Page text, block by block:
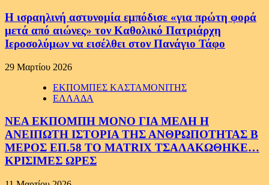
Η ισραηλινή αστυνομία εμπόδισε «για πρώτη φορά
μετά από αιώνες» τον Καθολικό Πατριάρχη
Ιεροσολύμων να εισέλθει στον Πανάγιο Τάφο
29 Μαρτίου 2026
ΕΚΠΟΜΠΕΣ ΚΑΣΤΑΜΟΝΙΤΗΣ
ΕΛΛΑΔΑ
ΝΕΑ ΕΚΠΟΜΠΗ ΜΟΝΟ ΓΙΑ ΜΕΛΗ Η
ΑΝΕΙΠΩΤΗ ΙΣΤΟΡΙΑ ΤΗΣ ΑΝΘΡΩΠΟΤΗΤΑΣ Β
ΜΕΡΟΣ ΕΠ.58 ΤΟ MATRIX ΤΣΑΛΑΚΩΘΗΚΕ…
ΚΡΙΣΙΜΕΣ ΩΡΕΣ